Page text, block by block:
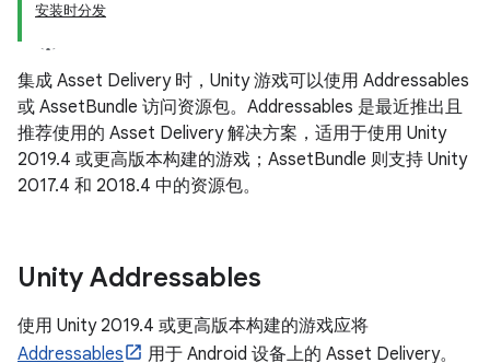
安装时分发
集成 Asset Delivery 时，Unity 游戏可以使用 Addressables
或 AssetBundle 访问资源包。Addressables 是最近推出且
推荐使用的 Asset Delivery 解决方案，适用于使用 Unity
2019.4 或更高版本构建的游戏；AssetBundle 则支持 Unity
2017.4 和 2018.4 中的资源包。
Unity Addressables
使用 Unity 2019.4 或更高版本构建的游戏应将
Addressables
用于 Android 设备上的 Asset Delivery。